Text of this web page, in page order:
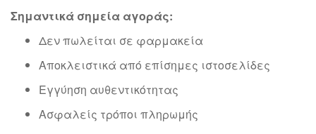
Σημαντικά σημεία αγοράς:
Δεν πωλείται σε φαρμακεία
Αποκλειστικά από επίσημες ιστοσελίδες
Εγγύηση αυθεντικότητας
Ασφαλείς τρόποι πληρωμής